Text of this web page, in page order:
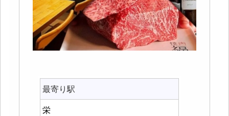
最寄り駅
栄